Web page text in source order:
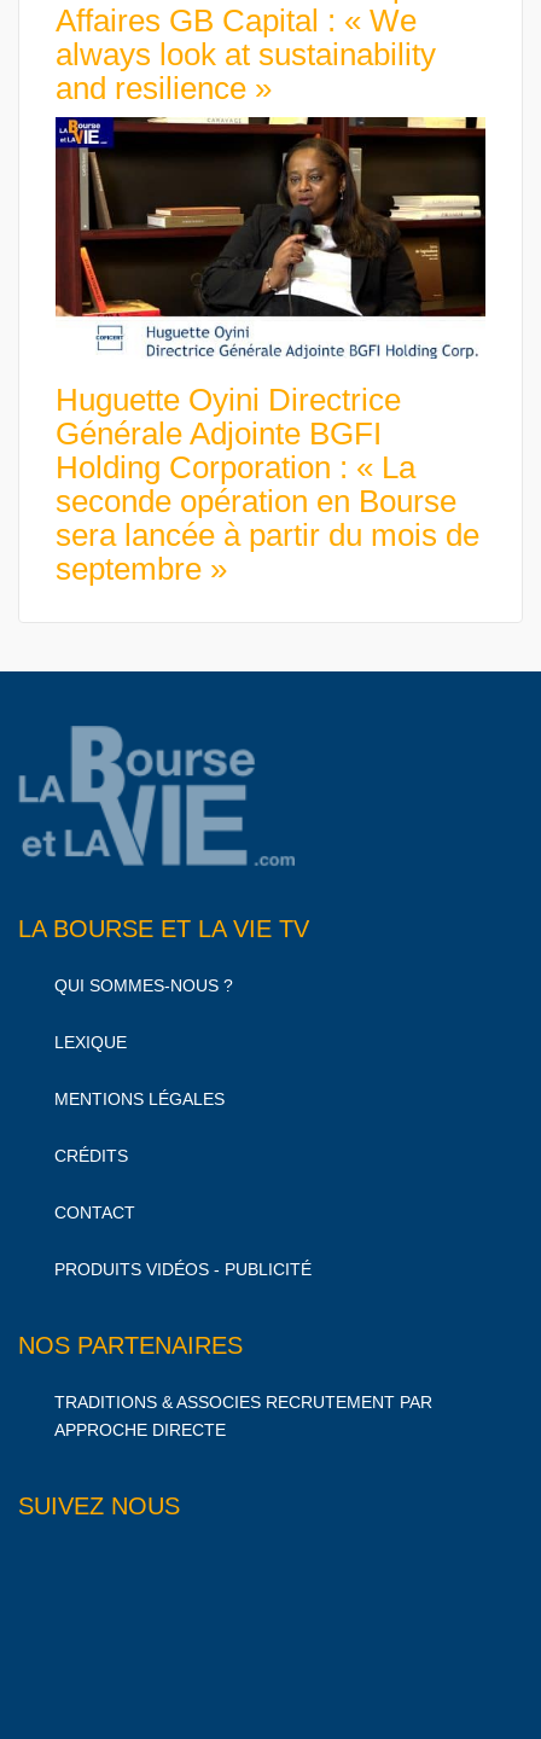
Affaires GB Capital : « We
always look at sustainability
and resilience »
Huguette Oyini Directrice
Générale Adjointe BGFI
Holding Corporation : « La
seconde opération en Bourse
sera lancée à partir du mois de
septembre »
LA BOURSE ET LA VIE TV
QUI SOMMES-NOUS ?
LEXIQUE
MENTIONS LÉGALES
CRÉDITS
CONTACT
PRODUITS VIDÉOS - PUBLICITÉ
NOS PARTENAIRES
TRADITIONS & ASSOCIES RECRUTEMENT PAR
APPROCHE DIRECTE
SUIVEZ NOUS